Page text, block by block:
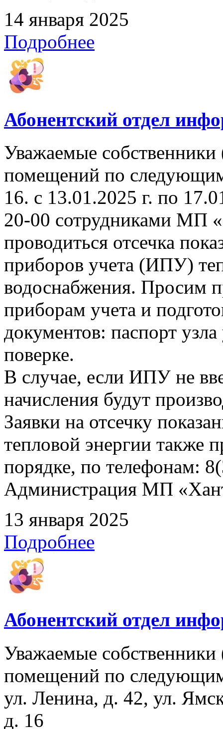
14 января 2025
Подробнее
Абонентский отдел
Уважаемые
помещений по
16. с 13.01.2025 г. по
20-00 сотрудниками МП
проводиться отсечка
приборов учета (ИПУ)
водоснабжения. Просим
приборам учета и
документов: паспорт
поверке.
В случае, если ИПУ не
начисления будут
Заявки на отсечку
тепловой энергии также
порядке, по телефонам:
Администрация МП
13 января 2025
Подробнее
Абонентский отдел
Уважаемые
помещений по
ул. Ленина, д. 42, ул.
д. 16